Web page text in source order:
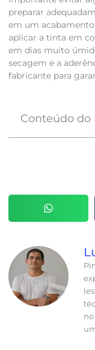
preparar
em um
aplicar a tinta em
em dias muito
secagem e a
fabricante para
Conteúdo do